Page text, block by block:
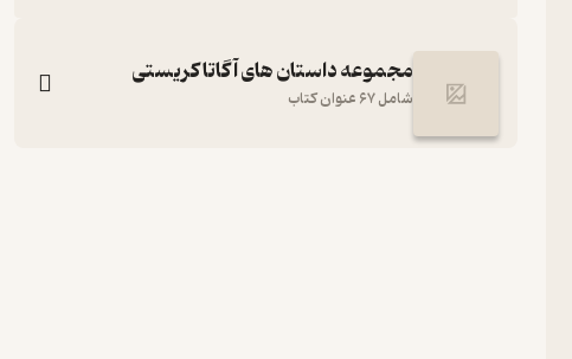
مجموعه داستان های آگاتاکریستی
شامل 67 عنوان کتاب